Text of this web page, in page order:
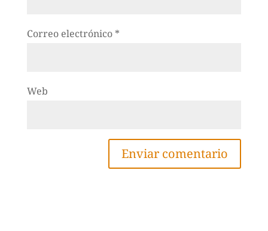
Correo electrónico *
Web